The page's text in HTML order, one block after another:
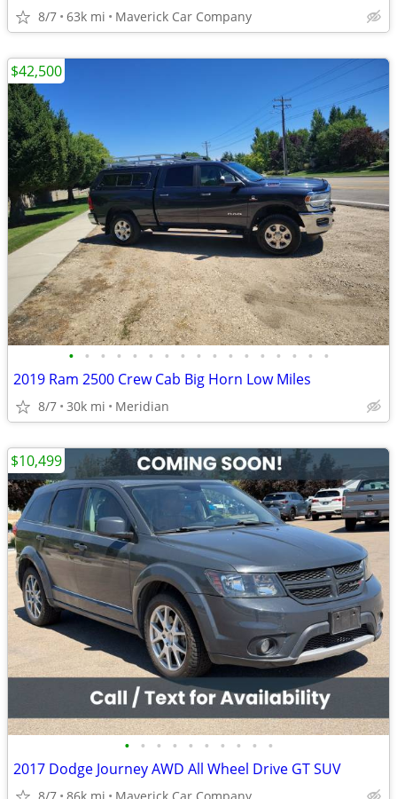
8/7 63k mi Maverick Car Company
• • • • • • • • • • • • • • • • •
2019 Ram 2500 Crew Cab Big Horn Low Miles
8/7 30k mi Meridian
$42,500
• • • • • • • • • •
2017 Dodge Journey AWD All Wheel Drive GT SUV
$10,499